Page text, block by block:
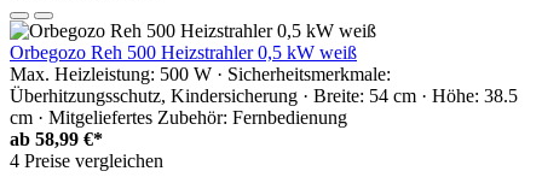
Orbegozo Reh 500 Heizstrahler 0,5 kW weiß
Max. Heizleistung: 500 W · Sicherheitsmerkmale:
Überhitzungsschutz, Kindersicherung · Breite: 54 cm · Höhe: 38.5
cm · Mitgeliefertes Zubehör: Fernbedienung
ab 58,99 €*
4 Preise vergleichen